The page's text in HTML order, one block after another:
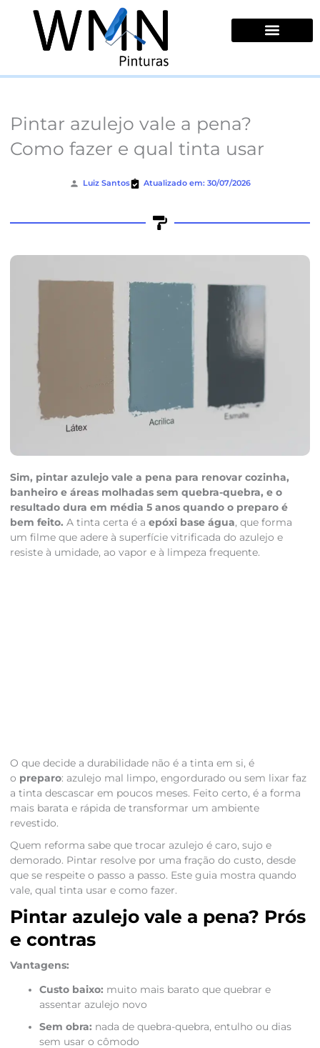
conteúdo
Pintar azulejo vale a pena?
Como fazer e qual tinta usar
Luiz Santos Atualizado em: 30/07/2026
Sim, pintar azulejo vale a pena para renovar cozinha,
banheiro e áreas molhadas sem quebra-quebra, e o
resultado dura em média 5 anos quando o preparo é
bem feito. A tinta certa é a epóxi base água, que forma
um filme que adere à superfície vitrificada do azulejo e
resiste à umidade, ao vapor e à limpeza frequente.
O que decide a durabilidade não é a tinta em si, é
o preparo: azulejo mal limpo, engordurado ou sem lixar faz
a tinta descascar em poucos meses. Feito certo, é a forma
mais barata e rápida de transformar um ambiente
revestido.
Quem reforma sabe que trocar azulejo é caro, sujo e
demorado. Pintar resolve por uma fração do custo, desde
que se respeite o passo a passo. Este guia mostra quando
vale, qual tinta usar e como fazer.
Pintar azulejo vale a pena? Prós
e contras
Vantagens:
Custo baixo: muito mais barato que quebrar e
assentar azulejo novo
Sem obra: nada de quebra-quebra, entulho ou dias
sem usar o cômodo